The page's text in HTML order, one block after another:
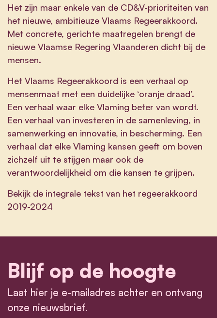
Het zijn maar enkele van de CD&V-prioriteiten van
het nieuwe, ambitieuze Vlaams Regeerakkoord.
Met concrete, gerichte maatregelen brengt de
nieuwe Vlaamse Regering Vlaanderen dicht bij de
mensen.
Het Vlaams Regeerakkoord is een verhaal op
mensenmaat met een duidelijke ‘oranje draad’.
Een verhaal waar elke Vlaming beter van wordt.
Een verhaal van investeren in de samenleving, in
samenwerking en innovatie, in bescherming. Een
verhaal dat elke Vlaming kansen geeft om boven
zichzelf uit te stijgen maar ook de
verantwoordelijkheid om die kansen te grijpen.
Bekijk de integrale tekst van het regeerakkoord
2019-2024
Blijf op de hoogte
Laat hier je e-mailadres achter en ontvang
onze nieuwsbrief.